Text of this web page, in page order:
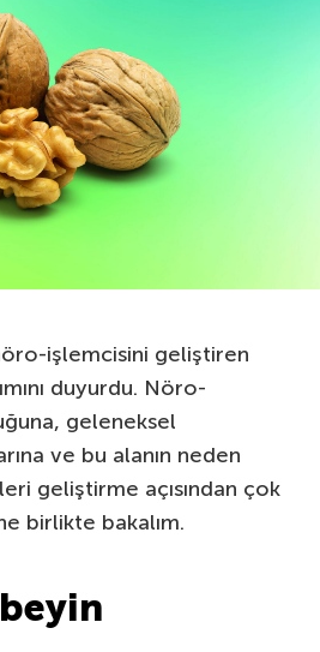
işlemcisini geliştiren
duyurdu. Nöro-
geleneksel
ve bu alanın neden
geliştirme açısından çok
birlikte bakalım.